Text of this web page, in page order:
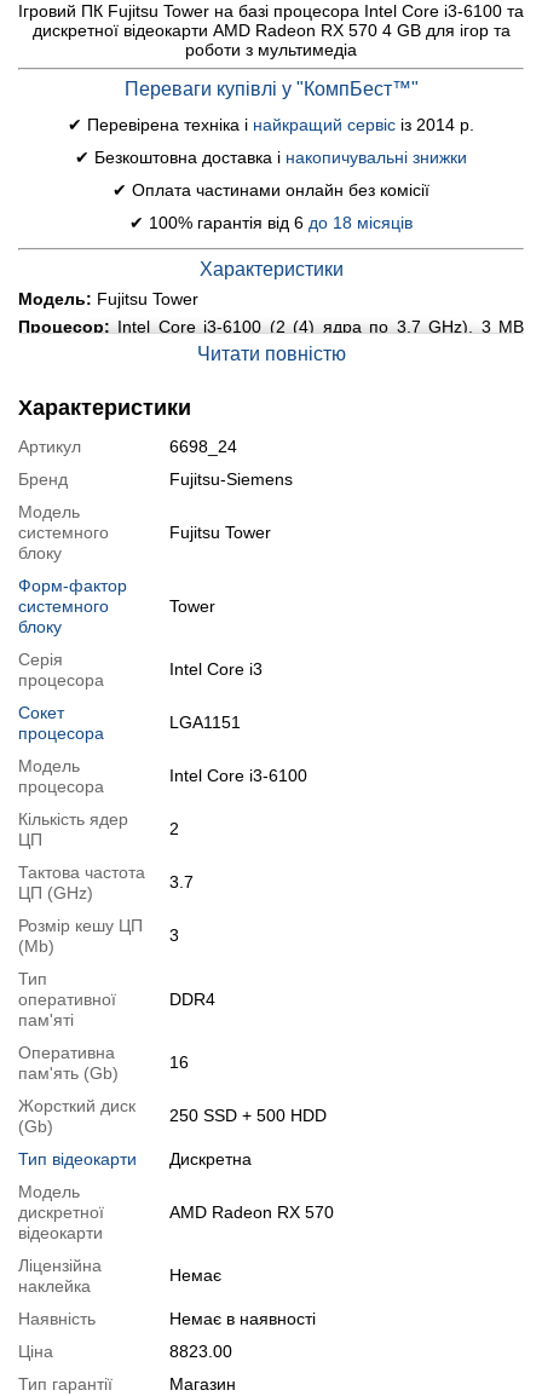
Ігровий ПК Fujitsu Tower на базі процесора Intel Core i3-6100 та
дискретної відеокарти AMD Radeon RX 570 4 GB для ігор та
роботи з мультимедіа
Переваги купівлі у "КомпБест™"
✔ Перевірена техніка і найкращий сервіс із 2014 р.
✔ Безкоштовна доставка і накопичувальні знижки
✔ Оплата частинами онлайн без комісії
✔ 100% гарантія від 6 до 18 місяців
Характеристики
Модель: Fujitsu Tower
Процесор: Intel Core i3-6100 (2 (4) ядра по 3.7 GHz), 3 MB
Постійна пам'ять:250 GB SSD + 500 GB HDD
Порти:4x USB 3.0, 2x USB 2.0, 2x PS/2, 1x LAN (RJ-45), 5x
Audio, 1x DVI, 1x HDMI, 3x DisplayPort
Оптичний привід:
Стан:б/в (клас А: хороший стан; без дефектів; можуть бути
сліди звичайного використання)
Операційна система:
Можлива модифікація:
1.Збільшення об'єму RAM
2.Збільшення розміру HDD
Можлива також комплектаціякабелями
Для цього додайте в корзину відповідну позицію з розділу
"Аксесуари
Специфікація процесора:
Тестування процесора:
Специфікація відеокарти:
Тестування відеокарти: AMD Radeon RX 570
Читати повністю
Характеристики
Артикул
6698_24
Бренд
Fujitsu-Siemens
Модель
системного
блоку
Fujitsu Tower
Форм-фактор
системного
блоку
Tower
Серія
процесора
Intel Core i3
Сокет
процесора
LGA1151
Модель
процесора
Intel Core i3-6100
Кількість ядер
ЦП
2
Тактова частота
ЦП (GHz)
3.7
Розмір кешу ЦП
(Mb)
3
Тип
оперативної
пам'яті
DDR4
Оперативна
пам'ять (Gb)
16
Жорсткий диск
(Gb)
250 SSD + 500 HDD
Тип відеокарти
Дискретна
Модель
дискретної
відеокарти
AMD Radeon RX 570
Ліцензійна
наклейка
Немає
Наявність
Немає в наявності
Ціна
8823.00
Тип гарантії
Магазин